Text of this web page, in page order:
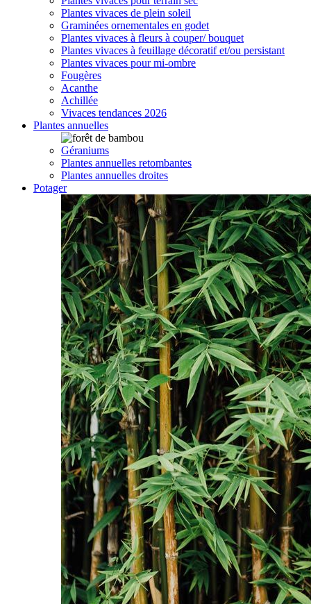
Plantes vivaces de plein soleil
Graminées ornementales en godet
Plantes vivaces à fleurs à couper/ bouquet
Plantes vivaces à feuillage décoratif et/ou persistant
Plantes vivaces pour mi-ombre
Fougères
Acanthe
Achillée
Vivaces tendances 2026
Plantes annuelles
Géraniums
Plantes annuelles retombantes
Plantes annuelles droites
Potager